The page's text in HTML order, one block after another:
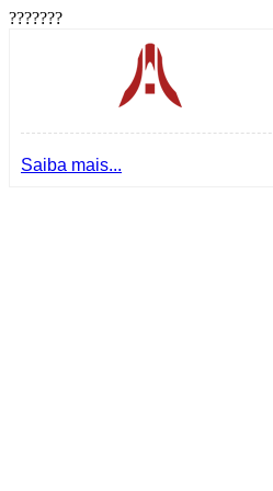
???????
Saiba mais...